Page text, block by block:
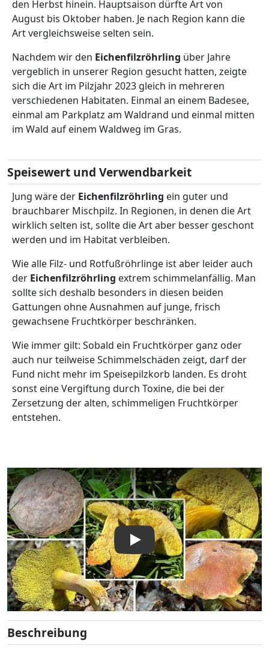
den Herbst hinein. Hauptsaison dürfte Art von
August bis Oktober haben. Je nach Region kann die
Art vergleichsweise selten sein.
Nachdem wir den Eichenfilzröhrling über Jahre
vergeblich in unserer Region gesucht hatten, zeigte
sich die Art im Pilzjahr 2023 gleich in mehreren
verschiedenen Habitaten. Einmal an einem Badesee,
einmal am Parkplatz am Waldrand und einmal mitten
im Wald auf einem Waldweg im Gras.
Speisewert und Verwendbarkeit
Jung wäre der Eichenfilzröhrling ein guter und
brauchbarer Mischpilz. In Regionen, in denen die Art
wirklich selten ist, sollte die Art aber besser geschont
werden und im Habitat verbleiben.
Wie alle Filz- und Rotfußröhrlinge ist aber leider auch
der Eichenfilzröhrling extrem schimmelanfällig. Man
sollte sich deshalb besonders in diesen beiden
Gattungen ohne Ausnahmen auf junge, frisch
gewachsene Fruchtkörper beschränken.
Wie immer gilt: Sobald ein Fruchtkörper ganz oder
auch nur teilweise Schimmelschäden zeigt, darf der
Fund nicht mehr im Speisepilzkorb landen. Es droht
sonst eine Vergiftung durch Toxine, die bei der
Zersetzung der alten, schimmeligen Fruchtkörper
entstehen.
Video abspielen: Eichenfilzröhrling, Hortiboletus engelii
Beschreibung